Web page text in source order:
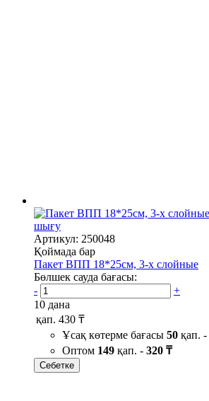
шығу
Артикул: 250048
Қоймада бар
Пакет ВПП 18*25см, 3-х слойные
Бөлшек сауда бағасы:
-
+
10 дана
қап. 430 ₸
Ұсақ көтерме бағасы 50 қап. -
Оптом 149 қап. - 320 ₸
Себетке